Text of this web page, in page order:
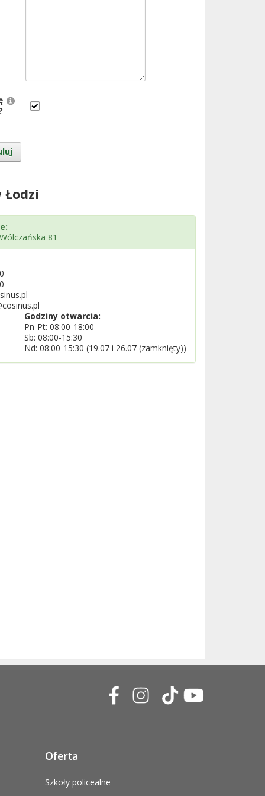
81
Godziny otwarcia:
Pn-Pt: 08:00-18:00
Sb: 08:00-15:30
Nd: 08:00-15:30 (19.07 i 26.07 (zamknięty))
Oferta
Szkoły policealne